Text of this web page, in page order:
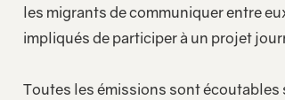
les migrants de communiquer entre
impliqués de participer à un projet
Toutes les émissions sont écoutables